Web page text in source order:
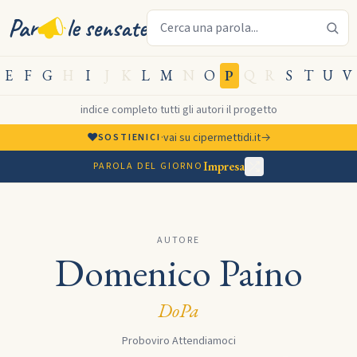
Par le sensateCerca una parola sensata
E F G H I J K L M N O P Q R S T U V
indice completo tutti gli autori il progetto
♥SOSTIENICI·vai su cipermettidi.it→
PAROLA DEL GIORNOImpresa
AUTORE
Domenico Paino
DoPa
Proboviro Attendiamoci